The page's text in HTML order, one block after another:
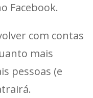
Facebook.
com contas
mais
pessoas (e